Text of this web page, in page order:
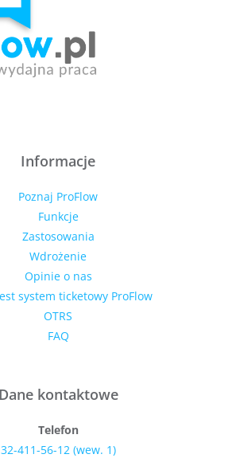
Informacje
Poznaj ProFlow
Funkcje
Zastosowania
Wdrożenie
Opinie o nas
system ticketowy ProFlow
OTRS
FAQ
Dane kontaktowe
Telefon
32-411-56-12 (wew. 1)